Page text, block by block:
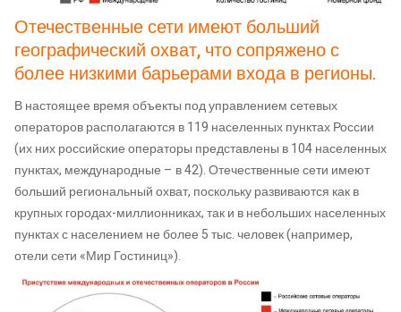
Отечественные сети имеют больший
географический охват, что сопряжено с
более низкими барьерами входа в регионы.
В настоящее время объекты под управлением сетевых
операторов располагаются в 119 населенных пунктах России
(их них российские операторы представлены в 104 населенных
пунктах, международные – в 42). Отечественные сети имеют
больший региональный охват, поскольку развиваются как в
крупных городах-миллионниках, так и в небольших населенных
пунктах с населением не более 5 тыс. человек (например,
отели сети «Мир Гостиниц»).